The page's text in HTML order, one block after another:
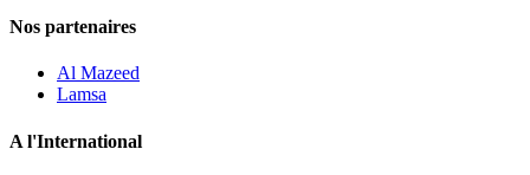
Nos partenaires
Al Mazeed
Lamsa
A l'International